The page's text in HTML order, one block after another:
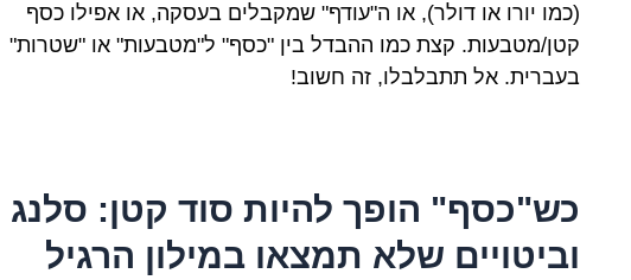
(כמו יורו או דולר), או ה"עודף" שמקבלים בעסקה, או אפילו כסף
קטן/מטבעות. קצת כמו ההבדל בין "כסף" ל"מטבעות" או "שטרות"
בעברית. אל תתבלבלו, זה חשוב!
כש"כסף" הופך להיות סוד קטן: סלנג
וביטויים שלא תמצאו במילון הרגיל